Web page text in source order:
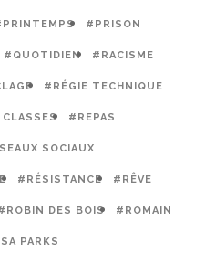
#PRISON
#QUOTIDIEN #RACISME
#RÉGIE TECHNIQUE
#REPAS
SOCIAUX
#RÉSISTANCE #RÊVE
DES BOIS #ROMAIN
PARKS